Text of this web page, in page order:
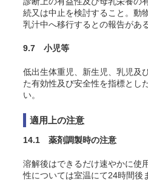
続又は中止を検討すること。動
乳汁中へ移行するとの報告がある
9.7 小児等
低出生体重児、新生児、乳児及
た有効性及び安全性を指標とし
い。
適用上の注意
14.1 薬剤調製時の注意
溶解後はできるだけ速やかに使
性については室温にて24時間後